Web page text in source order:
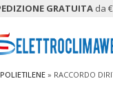
GRATUITAda €
» RACCORDO